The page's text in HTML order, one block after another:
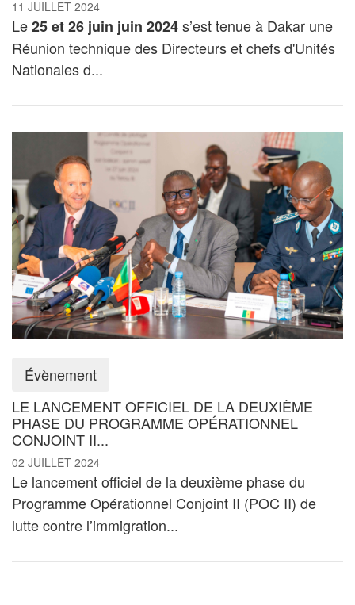
11 JUILLET 2024
Le25 et 26 juin juin 2024s’est tenue à Dakar une
Réunion technique des Directeurs et chefs d'Unités
Nationales d...
Évènement
LE LANCEMENT OFFICIEL DE LA DEUXIÈME
PHASE DU PROGRAMME OPÉRATIONNEL
CONJOINT II...
02 JUILLET 2024
Le lancement officiel de la deuxième phase du
Programme Opérationnel Conjoint II (POC II) de
lutte contre l’immigration...